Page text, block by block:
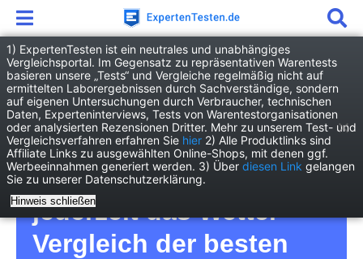
Elektronik
Sonstige
Funk Wetterstation
Funk Wetterstation Test
– so kennen Sie
jederzeit das Wetter –
Vergleich der besten
1) ExpertenTesten ist ein neutrales und unabhängiges
Vergleichsportal. Im Gegensatz zu repräsentativen Warentests
basieren unsere „Tests“ und Vergleiche regelmäßig nicht auf
ermittelten Laborergebnissen durch Sachverständige, sondern
auf eigenen Untersuchungen durch Verbraucher, technischen
Daten, Experteninterviews, Tests von Warentestorganisationen
oder analysierten Rezensionen Dritter. Mehr zu unserem Test- und
Vergleichsverfahren erfahren Sie hier 2) Alle Produktlinks sind
Affiliate Links zu ausgewählten Online-Shops, mit denen ggf.
Werbeeinnahmen generiert werden. 3) Über diesen Link gelangen
Sie zu unserer Datenschutzerklärung.
Hinweis schließen